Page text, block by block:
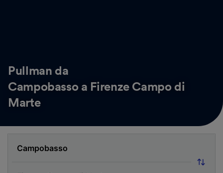
Pullman da
Campobasso a Firenze Campo di
Marte